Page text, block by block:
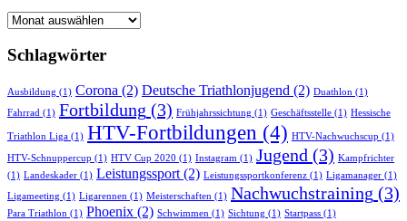
Newsarchiv
Schlagwörter
Ausbildung (1) Corona (2) Deutsche Triathlonjugend (2) Duathlon (1)
Fahrrad (1) Fortbildung (3) Frühjahrssichtung (1) Geschäftsstelle (1) Hessische
Triathlon Liga (1) HTV-Fortbildungen (4) HTV-Nachwuchscup (1)
HTV-Schnuppercup (1) HTV Cup 2020 (1) Instagram (1) Jugend (3) Kampfrichter
(1) Landeskader (1) Leistungssport(2) Leistungssportkonferenz (1) Ligamanager (1)
Ligameeting (1) Ligarennen (1) Meisterschaften (1) Nachwuchstraining (3)
Para Triathlon (1) Phoenix (2) Schwimmen (1) Sichtung (1) Startpass (1)